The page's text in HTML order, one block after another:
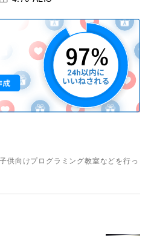
供向けプログラミング教室などを行っ